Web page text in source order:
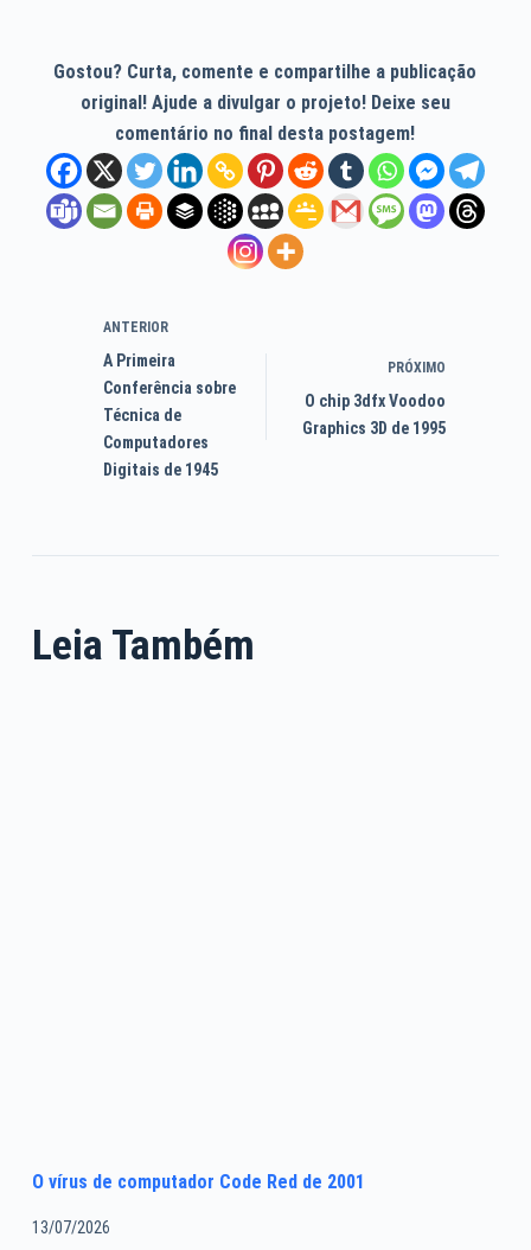
Gostou? Curta, comente e compartilhe a publicação
original! Ajude a divulgar o projeto! Deixe seu
comentário no final desta postagem!
ANTERIOR
A Primeira
Conferência sobre
Técnica de
Computadores
Digitais de 1945
PRÓXIMO
O chip 3dfx Voodoo
Graphics 3D de 1995
Leia Também
O vírus de computador Code Red de 2001
13/07/2026